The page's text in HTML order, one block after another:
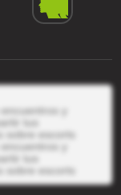
y
tus
escorts
y
tus
escorts